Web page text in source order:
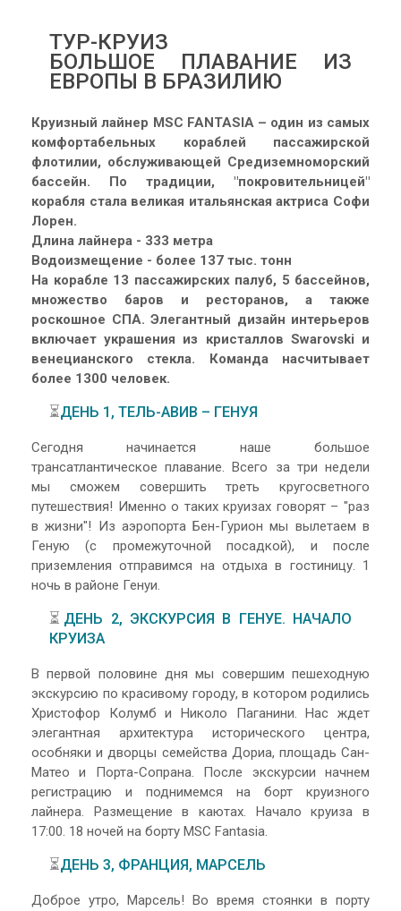
ТУР-КРУИЗ
БОЛЬШОЕ ПЛАВАНИЕ ИЗ
ЕВРОПЫ В БРАЗИЛИЮ
Круизный лайнер MSC FANTASIA – один из самых
комфортабельных кораблей пассажирской
флотилии, обслуживающей Средиземноморский
бассейн. По традиции, "покровительницей"
корабля стала великая итальянская актриса Софи
Лорен.
Длина лайнера - 333 метра
Водоизмещение - более 137 тыс. тонн
На корабле 13 пассажирских палуб, 5 бассейнов,
множество баров и ресторанов, а также
роскошное СПА. Элегантный дизайн интерьеров
включает украшения из кристаллов Swarovski и
венецианского стекла. Команда насчитывает
более 1300 человек.
⏳ДЕНЬ 1, ТЕЛЬ-АВИВ – ГЕНУЯ
Сегодня начинается наше большое
трансатлантическое плавание. Всего за три недели
мы сможем совершить треть кругосветного
путешествия! Именно о таких круизах говорят – "раз
в жизни"! Из аэропорта Бен-Гурион мы вылетаем в
Геную (с промежуточной посадкой), и после
приземления отправимся на отдыха в гостиницу. 1
ночь в районе Генуи.
⏳ ДЕНЬ 2, ЭКСКУРСИЯ В ГЕНУЕ. НАЧАЛО
КРУИЗА
В первой половине дня мы совершим пешеходную
экскурсию по красивому городу, в котором родились
Христофор Колумб и Николо Паганини. Нас ждет
элегантная архитектура исторического центра,
особняки и дворцы семейства Дориа, площадь Сан-
Матео и Порта-Сопрана. После экскурсии начнем
регистрацию и поднимемся на борт круизного
лайнера. Размещение в каютах. Начало круиза в
17:00. 18 ночей на борту MSC Fantasia.
⏳ДЕНЬ 3, ФРАНЦИЯ, МАРСЕЛЬ
Доброе утро, Марсель! Во время стоянки в порту